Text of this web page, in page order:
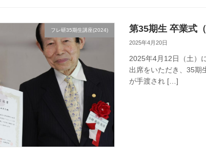
フレ研35期生講座(2024) 第35期生 卒業式
2025年4月20日
2025年4月12日（土）
出席をいただき、35期
が手渡され […]